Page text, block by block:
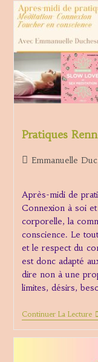
Pratiques
Auteur/autrice
publication :
Emmanuelle
Après-midi de
Connexion à soi
corporelle, la
conscience. Le
et le respect du
est donc adapté
dire non à une
limites, désirs,
Continuer La Lecture